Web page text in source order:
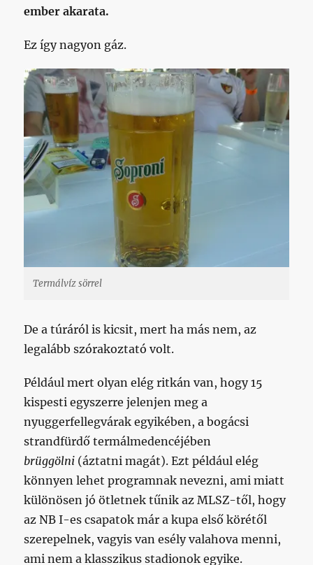
ember akarata.
Ez így nagyon gáz.
Termálvíz sörrel
De a túráról is kicsit, mert ha más nem, az
legalább szórakoztató volt.
Például mert olyan elég ritkán van, hogy 15
kispesti egyszerre jelenjen meg a
nyuggerfellegvárak egyikében, a bogácsi
strandfürdő termálmedencéjében
brüggölni (áztatni magát). Ezt például elég
könnyen lehet programnak nevezni, ami miatt
különösen jó ötletnek tűnik az MLSZ-től, hogy
az NB I-es csapatok már a kupa első körétől
szerepelnek, vagyis van esély valahova menni,
ami nem a klasszikus stadionok egyike.